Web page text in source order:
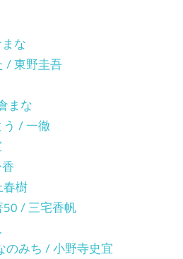
な
/ 東野圭吾
まな
/ 一徹
春樹
/ 三宅香帆
のみち / 小野寺史宜